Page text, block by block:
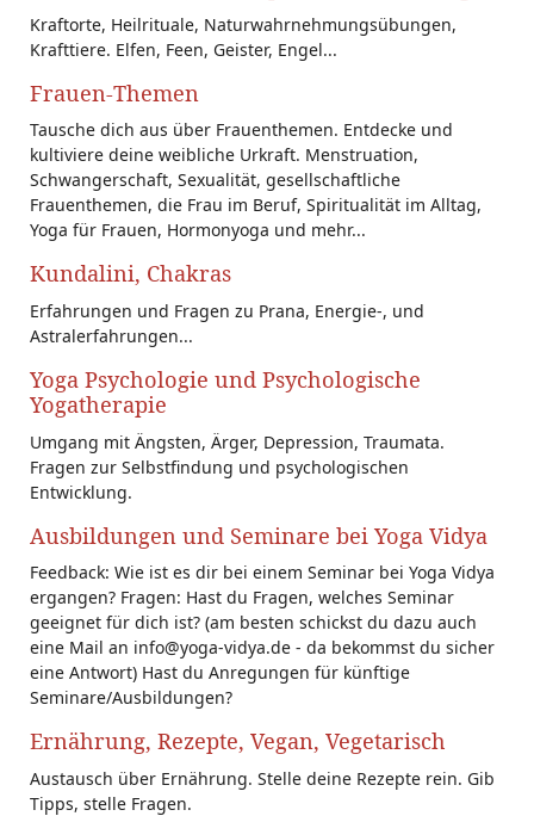
Kraftorte, Heilrituale, Naturwahrnehmungsübungen,
Krafttiere. Elfen, Feen, Geister, Engel...
Frauen-Themen
Tausche dich aus über Frauenthemen. Entdecke und
kultiviere deine weibliche Urkraft. Menstruation,
Schwangerschaft, Sexualität, gesellschaftliche
Frauenthemen, die Frau im Beruf, Spiritualität im Alltag,
Yoga für Frauen, Hormonyoga und mehr...
Kundalini, Chakras
Erfahrungen und Fragen zu Prana, Energie-, und
Astralerfahrungen...
Yoga Psychologie und Psychologische
Yogatherapie
Umgang mit Ängsten, Ärger, Depression, Traumata.
Fragen zur Selbstfindung und psychologischen
Entwicklung.
Ausbildungen und Seminare bei Yoga Vidya
Feedback: Wie ist es dir bei einem Seminar bei Yoga Vidya
ergangen? Fragen: Hast du Fragen, welches Seminar
geeignet für dich ist? (am besten schickst du dazu auch
eine Mail an info@yoga-vidya.de - da bekommst du sicher
eine Antwort) Hast du Anregungen für künftige
Seminare/Ausbildungen?
Ernährung, Rezepte, Vegan, Vegetarisch
Austausch über Ernährung. Stelle deine Rezepte rein. Gib
Tipps, stelle Fragen.